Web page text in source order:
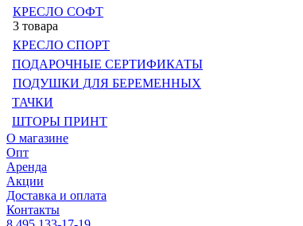
КРЕСЛО СОФТ
3 товара
КРЕСЛО СПОРТ
ПОДАРОЧНЫЕ СЕРТИФИКАТЫ
ПОДУШКИ ДЛЯ БЕРЕМЕННЫХ
ТАЧКИ
ШТОРЫ ПРИНТ
О магазине
Опт
Аренда
Акции
Доставка и оплата
Контакты